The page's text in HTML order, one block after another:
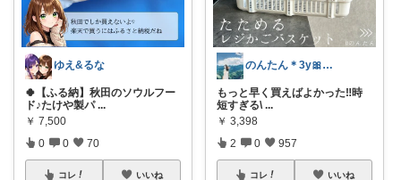
ゆえ&るな
🍀【ふる納】秋田のソウルフー
ド♪たけや製パ ...
￥ 7,500
0 0 70
コレ いいね
のんたん＊3y🎀1y👶🏻🍼
もっと早く買えばよかった‼︎時
短すぎる\ ...
￥ 3,398
2 0 957
コレ いいね